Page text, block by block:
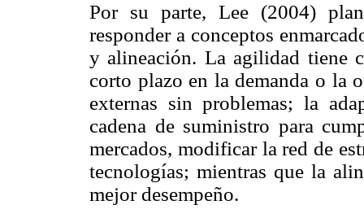
Por su parte, Lee (2004)
responder a conceptos
y alineación. La agilidad tiene
corto plazo en la demanda o la
externas sin problemas; la
cadena de suministro para
mercados, modificar la red de
tecnologías; mientras que la
mejor desempeño.